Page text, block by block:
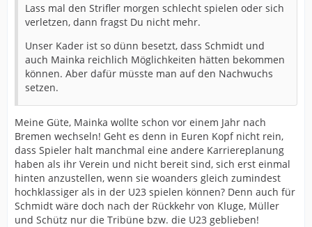
Lass mal den Strifler morgen schlecht spielen oder sich
verletzen, dann fragst Du nicht mehr.
Unser Kader ist so dünn besetzt, dass Schmidt und
auch Mainka reichlich Möglichkeiten hätten bekommen
können. Aber dafür müsste man auf den Nachwuchs
setzen.
Meine Güte, Mainka wollte schon vor einem Jahr nach
Bremen wechseln! Geht es denn in Euren Kopf nicht rein,
dass Spieler halt manchmal eine andere Karriereplanung
haben als ihr Verein und nicht bereit sind, sich erst einmal
hinten anzustellen, wenn sie woanders gleich zumindest
hochklassiger als in der U23 spielen können? Denn auch für
Schmidt wäre doch nach der Rückkehr von Kluge, Müller
und Schütz nur die Tribüne bzw. die U23 geblieben!